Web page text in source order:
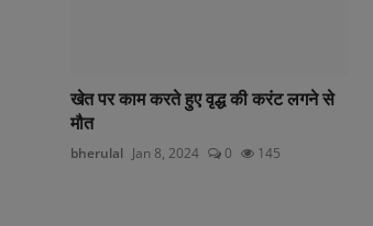
खेत पर काम करते हुए वृद्ध की करंट लगने से
मौत
bherulal Jan 8, 2024 0 145